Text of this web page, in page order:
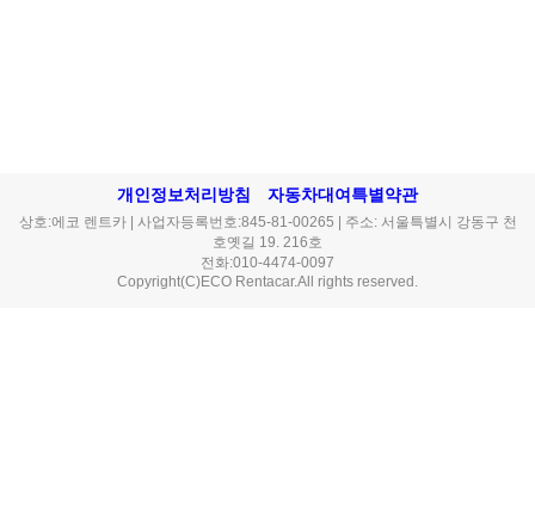
개인정보처리방침 자동차대여특별약관
상호:에코 렌트카 | 사업자등록번호:845-81-00265 | 주소: 서울특별시 강동구 천
호옛길 19. 216호
전화:010-4474-0097
Copyright(C)ECO Rentacar.All rights reserved.